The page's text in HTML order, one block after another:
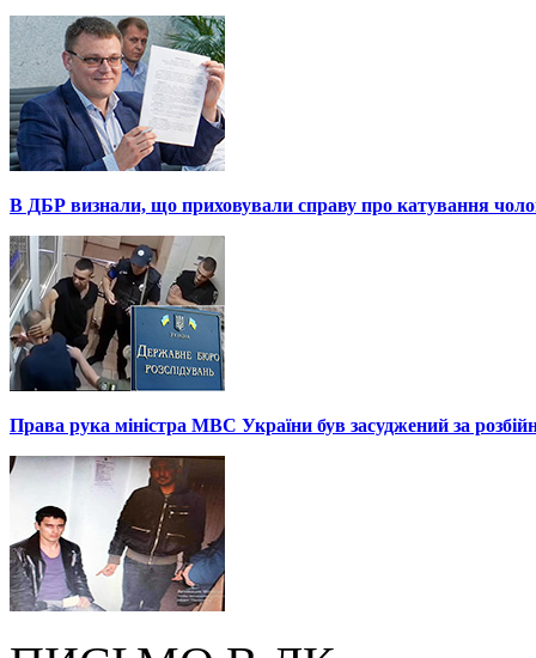
В ДБР визнали, що приховували справу про катування
Права рука міністра МВС України був засуджений за